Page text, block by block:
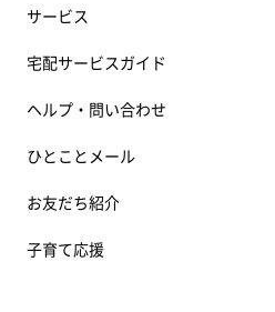
サービス
宅配サービスガイド
ヘルプ・問い合わせ
ひとことメール
お友だち紹介
子育て応援